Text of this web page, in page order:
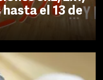
el 13 de